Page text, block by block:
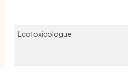
Ecotoxicologue